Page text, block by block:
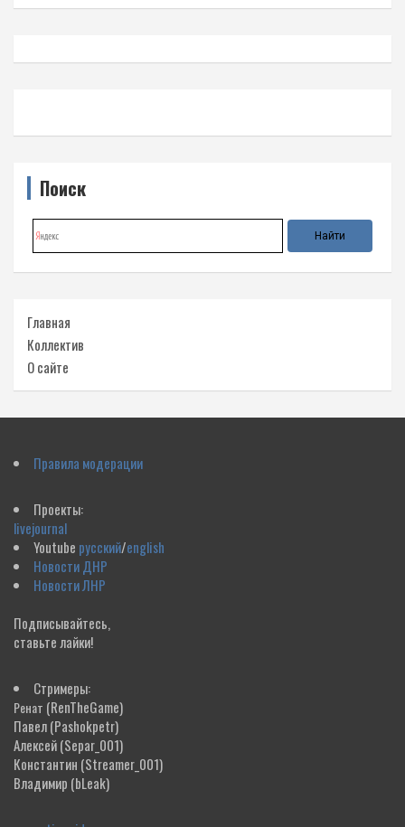
Поиск
Главная
Коллектив
О сайте
Правила модерации
Проекты:
livejournal
Youtube русский/english
Новости ДНР
Новости ЛНР
Подписывайтесь,
ставьте лайки!
Стримеры:
Ренат (RenTheGame)
Павел(Pashokpetr)
Алексей(Separ_001)
Константин (Streamer_001)
Владимир (bLeak)